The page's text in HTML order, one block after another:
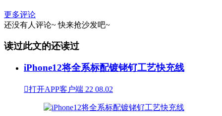
更多评论
还没有人评论~ 快来抢沙发吧~
读过此文的还读过
iPhone12将全系标配镀铑钌工艺快充线
打开APP客户端 22 08.02